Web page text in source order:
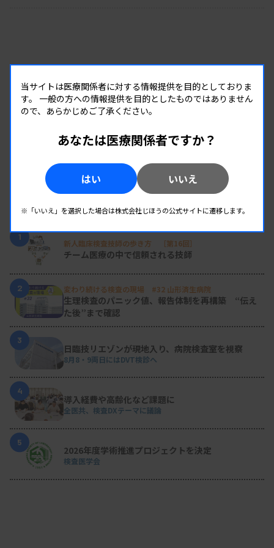
【顧問】百田浩志○（済生会唐津病院検査科技師
長）
【監事】近藤裕子○（済生会中央病院臨床検査科）
【事務局】小水流広子○（済生会中央病院臨床検査
【会計】山口純也○（済生会川口総合病院診療技術
部臨床検査科科長）
RANKING
1
新人臨床検査技師の歩き方 ［第16回］
チーム医療の中で信頼される技師
2 変わり続ける検査の現場 #32 山形済生病院
生理検査のパニック値、報告体制を再構築 “伝え
た後”まで確認
3
日臨技リエゾンが現地入り、病院検査室を視察
8月8・9両日にはDVT検診へ
4
導入経費や高齢化など課題に
全医共、検査DXテーマに議論
5
2026年度学術推進プロジェクトを決定
検査医学会
当サイトは医療関係者に対する情報提供を目的としておりま
す。 一般の方への情報提供を目的としたものではありません
ので、あらかじめご了承ください。
あなたは医療関係者ですか？
はい いいえ
※「いいえ」を選択した場合は株式会社じほうの公式サイトに遷移します。